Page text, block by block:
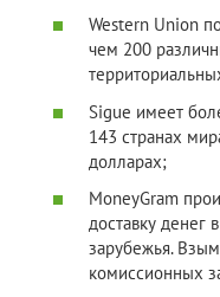
Western Union
чем 200
Sigue имеет
143 странах
долларах;
MoneyGram
доставку денег
зарубежья.
комиссионных